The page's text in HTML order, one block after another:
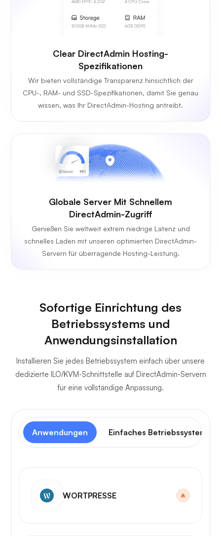
Clear DirectAdmin Hosting-
Spezifikationen
Wir bieten vollständige Transparenz hinsichtlich der
CPU-, RAM- und SSD-Spezifikationen, damit Sie genau
wissen, was Ihr DirectAdmin-Hosting antreibt.
Globale Server Mit Schnellem
DirectAdmin-Zugriff
Genießen Sie weltweit extrem niedrige Latenz und
schnelles Laden mit unseren optimierten DirectAdmin-
Servern für überragende Hosting-Leistung.
Sofortige Einrichtung des
Betriebssystems und
Anwendungsinstallation
Installieren Sie jedes Betriebssystem einfach über unsere
dedizierte ILO/KVM-Schnittstelle auf DirectAdmin-Servern
für eine vollständige Anpassung.
Anwendungen Einfaches Betriebssystem
WORTPRESSE